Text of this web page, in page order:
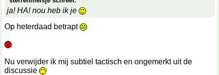
ja! HA! nou heb ik je
Op heterdaad betrapt
Nu verwijder ik mij subtiel tactisch en ongemerkt uit de
discussie